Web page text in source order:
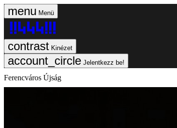
Menü
Kinézet
Jelentkezz be!
Ferencváros Újság